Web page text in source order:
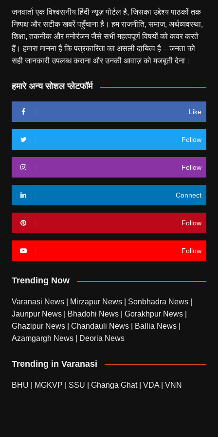
जनवार्ता एक विश्वसनीय हिंदी न्यूज़ पोर्टल है, जिसका उद्देश्य पाठकों तक
निष्पक्ष और सटीक खबरें पहुँचाना है। हम राजनीति, समाज, अर्थव्यवस्था,
शिक्षा, तकनीक और मनोरंजन जैसे सभी महत्वपूर्ण विषयों को कवर करते
हैं। हमारा मानना है कि पत्रकारिता का असली दायित्व है – जनता को
सही जानकारी उपलब्ध कराना और उनकी आवाज़ को मजबूती देना।
हमारे अन्य सोशल प्लेटफॉर्म
Like
Follow
Follow
Connect
Follow
Follow
Trending Now
Varanasi News Mirzapur News Sonbhadra News
Jaunpur News
Bhadohi News Gorakhpur News
Ghazipur News
Chandauli News Ballia News
Azamgargh News
Deoria News
Trending in Varanasi
BHU MGKVP SSU Ghanga Ghat| VDA VNN